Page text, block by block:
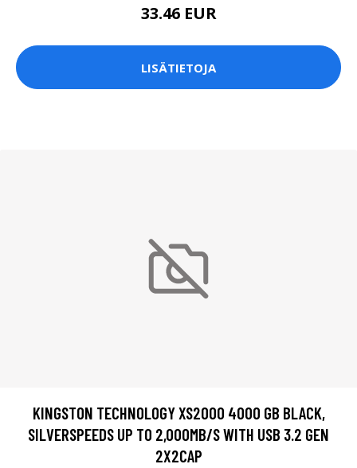
33.46 EUR
LISÄTIETOJA
KINGSTON TECHNOLOGY XS2000 4000 GB BLACK,
SILVERSPEEDS UP TO 2,000MB/S WITH USB 3.2 GEN
2X2CAP